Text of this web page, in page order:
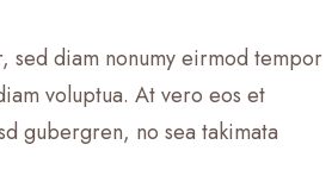
sed diam nonumy eirmod tempor
voluptua. At vero eos et
gubergren, no sea takimata